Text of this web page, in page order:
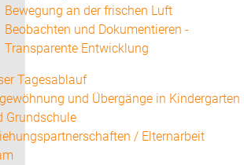
Bewegung an der frischen Luft
Beobachten und Dokumentieren -
Transparente Entwicklung
Tagesablauf
und Übergänge in Kindergarten
Grundschule
/ Elternarbeit